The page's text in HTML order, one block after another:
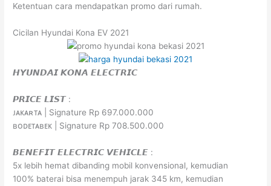
Ketentuan cara mendapatkan promo dari rumah.
Cicilan Hyundai Kona EV 2021
𝙃𝙔𝙐𝙉𝘿𝘼𝙄 𝙆𝙊𝙉𝘼 𝙀𝙇𝙀𝘾𝙏𝙍𝙄𝘾
𝙋𝙍𝙄𝘾𝙀 𝙇𝙄𝙎𝙏 :
ᴊᴀᴋᴀʀᴛᴀ | Signature Rp 697.000.000
ʙᴏᴅᴇᴛᴀʙᴇᴋ | Signature Rp 708.500.000
𝘽𝙀𝙉𝙀𝙁𝙄𝙏 𝙀𝙇𝙀𝘾𝙏𝙍𝙄𝘾 𝙑𝙀𝙃𝙄𝘾𝙇𝙀 :
5x lebih hemat dibanding mobil konvensional, kemudian
100% baterai bisa menempuh jarak 345 km, kemudian